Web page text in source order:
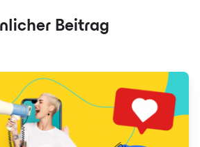
Beitrag